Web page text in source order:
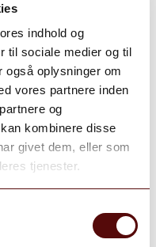
indhold og
til sociale medier og til
også oplysninger om
vores partnere inden
og
kombinere disse
givet dem, eller som
tjenester.